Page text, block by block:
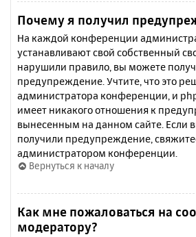
Почему я получил
На каждой конференции
устанавливают свой собственный
нарушили правило, вы можете
предупреждение. Учтите, что это
администратора конференции, и
имеет никакого отношения к
вынесенным на данном сайте. Если
получили предупреждение,
администратором конференции.
Вернуться к началу
Как мне пожаловаться на
модератору?